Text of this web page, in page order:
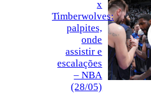
x
Timberwolves:
palpites,
onde
assistir e
escalações
– NBA
(28/05)